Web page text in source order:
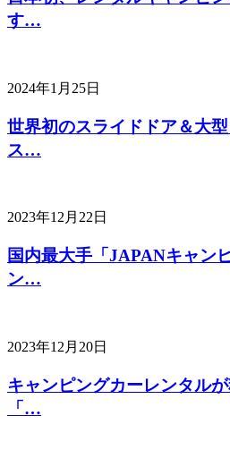
す…
2024年1月25日
世界初のスライドドア＆大
ス…
2023年12月22日
国内最大手「JAPANキャン
ン…
2023年12月20日
キャンピングカーレンタル
「…